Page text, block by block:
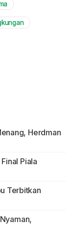
Herdman
Piala
Terbitkan